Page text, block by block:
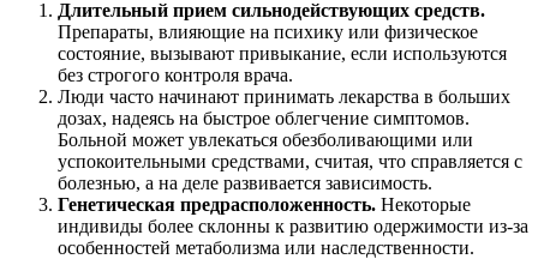
Длительный прием сильнодействующих средств.
Препараты, влияющие на психику или физическое
состояние, вызывают привыкание, если используются
без строгого контроля врача.
Люди часто начинают принимать лекарства в больших
дозах, надеясь на быстрое облегчение симптомов.
Больной может увлекаться обезболивающими или
успокоительными средствами, считая, что справляется с
болезнью, а на деле развивается зависимость.
Генетическая предрасположенность. Некоторые
индивиды более склонны к развитию одержимости из-за
особенностей метаболизма или наследственности.